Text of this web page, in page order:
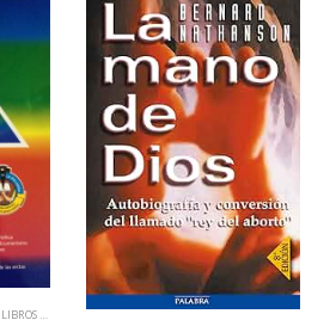
LIBROS QUE CAMBIAN VIDAS